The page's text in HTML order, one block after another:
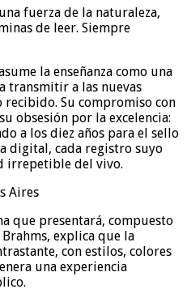
fuerza de la naturaleza,
de leer. Siempre
la enseñanza como una
transmitir a las nuevas
recibido. Su compromiso con
obsesión por la excelencia:
a los diez años para el sello
digital, cada registro suyo
irrepetible del vivo.
Aires
que presentará, compuesto
explica que la
con estilos, colores
una experiencia